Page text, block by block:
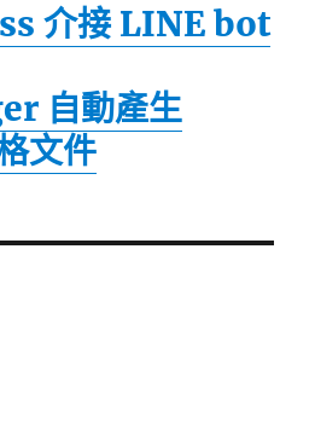
介接 LINE bot
自動產生
文件